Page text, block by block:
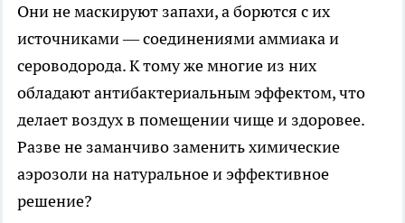
Они не маскируют запахи, а борются с их
источниками — соединениями аммиака и
сероводорода. К тому же многие из них
обладают антибактериальным эффектом, что
делает воздух в помещении чище и здоровее.
Разве не заманчиво заменить химические
аэрозоли на натуральное и эффективное
решение?